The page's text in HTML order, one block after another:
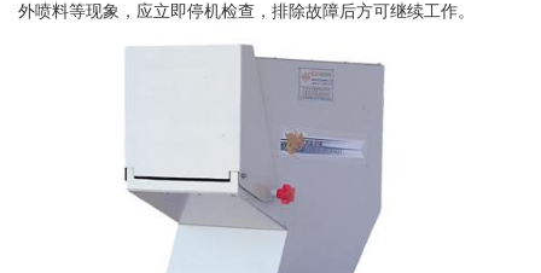
外喷料等现象，应立即停机检查，排除故障后方可继续工作。